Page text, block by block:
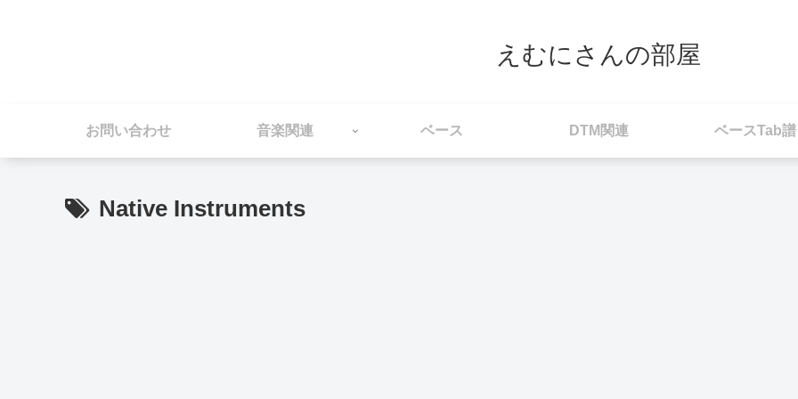
えむにさんの部屋
お問い合わせ 音楽関連 ベース DTM関連 ベースTab譜
Native Instruments